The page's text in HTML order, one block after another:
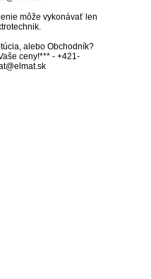
môže vykonávať len
alebo Obchodník?
ceny!*** - +421-